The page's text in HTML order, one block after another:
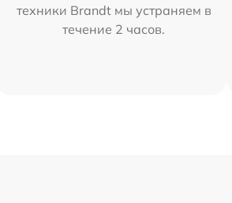
техники Brandt мы устраняем в
течение 2 часов.